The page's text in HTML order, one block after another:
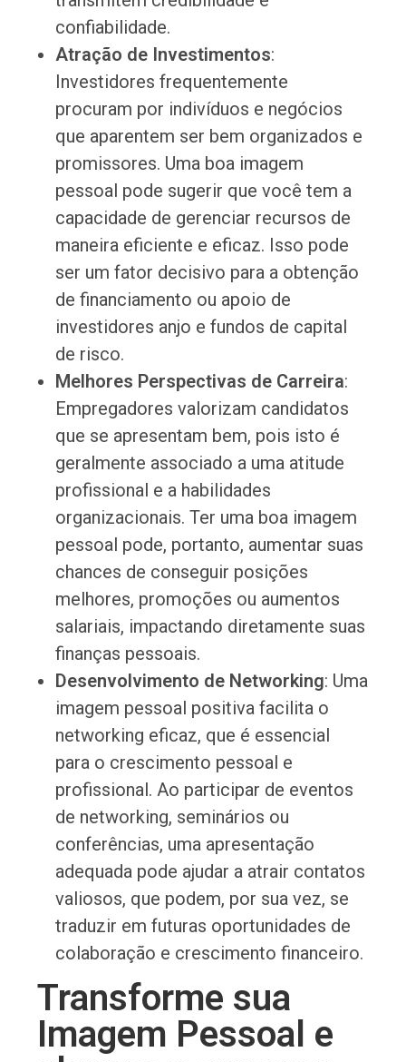
confiabilidade.
Atração de Investimentos:
Investidores frequentemente
procuram por indivíduos e negócios
que aparentem ser bem organizados e
promissores. Uma boa imagem
pessoal pode sugerir que você tem a
capacidade de gerenciar recursos de
maneira eficiente e eficaz. Isso pode
ser um fator decisivo para a obtenção
de financiamento ou apoio de
investidores anjo e fundos de capital
de risco.
Melhores Perspectivas de Carreira:
Empregadores valorizam candidatos
que se apresentam bem, pois isto é
geralmente associado a uma atitude
profissional e a habilidades
organizacionais. Ter uma boa imagem
pessoal pode, portanto, aumentar suas
chances de conseguir posições
melhores, promoções ou aumentos
salariais, impactando diretamente suas
finanças pessoais.
Desenvolvimento de Networking: Uma
imagem pessoal positiva facilita o
networking eficaz, que é essencial
para o crescimento pessoal e
profissional. Ao participar de eventos
de networking, seminários ou
conferências, uma apresentação
adequada pode ajudar a atrair contatos
valiosos, que podem, por sua vez, se
traduzir em futuras oportunidades de
colaboração e crescimento financeiro.
Transforme sua
Imagem Pessoal e